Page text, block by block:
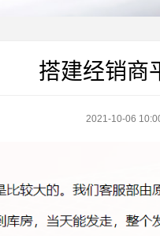
搭建经销商
2021-10-06